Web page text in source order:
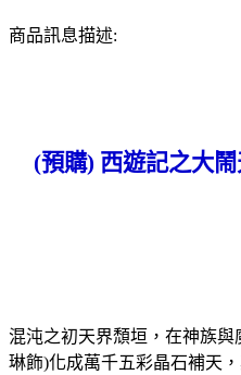
商品訊息描述:
(預購) 西遊記之大
混沌之初天界頹垣，在神族
琳飾)化成萬千五彩晶石補天